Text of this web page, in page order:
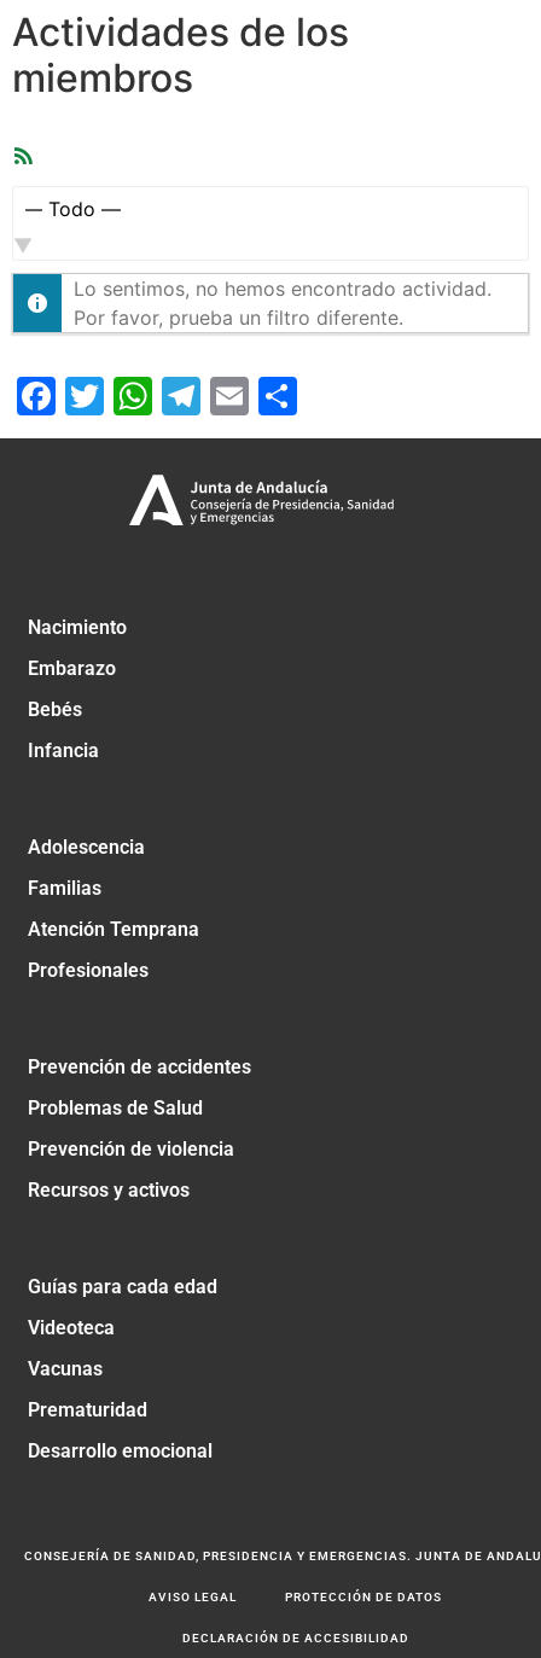
Actividades de los
miembros
Mostrar:
Lo sentimos, no hemos encontrado actividad.
Por favor, prueba un filtro diferente.
Facebook
Twitter
WhatsApp
Telegram
Email
Nacimiento
Embarazo
Bebés
Infancia
Adolescencia
Familias
Atención Temprana
Profesionales
Prevención de accidentes
Problemas de Salud
Prevención de violencia
Recursos y activos
Guías para cada edad
Videoteca
Vacunas
Prematuridad
Desarrollo emocional
CONSEJERÍA DE SANIDAD, PRESIDENCIA Y EMERGENCIAS. JUNTA DE
AVISO LEGAL PROTECCIÓN DE DATOS
DECLARACIÓN DE ACCESIBILIDAD